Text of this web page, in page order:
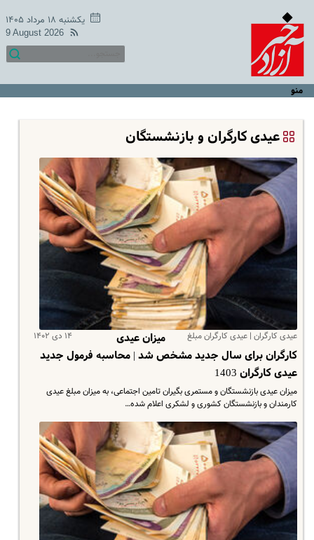
یکشنبه ۱۸ مرداد ۱۴۰۵
9 August 2026
منو
عیدی کارگران و بازنشستگان
عیدی کارگران | عیدی کارگران مبلغ ۱۴ دی ۱۴۰۲
میزان عیدی
کارگران برای سال جدید مشخص شد | محاسبه فرمول جدید
عیدی کارگران 1403
میزان عیدی بازنشستگان و مستمری بگیران تامین اجتماعی، به میزان مبلغ عیدی
کارمندان و بازنشستگان کشوری و لشکری اعلام شده…